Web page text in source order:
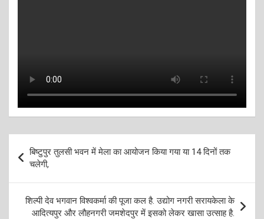
Post
navigation
बिष्टुपुर तुलसी भवन में मेला का आयोजन किया गया या 14 दिनों तक
चलेगी,
शिल्पी देव भगवान विश्वकर्मा की पूजा कल है. उद्योग नगरी सरायकेला के
आदित्यपुर और लौहनगरी जमशेदपुर में इसको लेकर खासा उत्साह है.